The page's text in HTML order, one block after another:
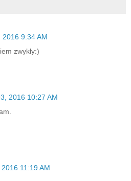
2016 9:34 AM
zwykły:)
2016 10:27 AM
11:19 AM